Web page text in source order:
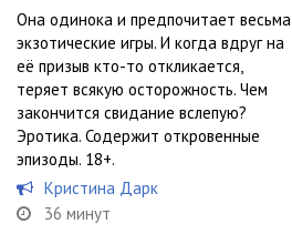
Она одинока и предпочитает весьма
экзотические игры. И когда вдруг на
её призыв кто-то откликается,
теряет всякую осторожность. Чем
закончится свидание вслепую?
Эротика. Содержит откровенные
эпизоды. 18+.
Кристина Дарк
36 минут